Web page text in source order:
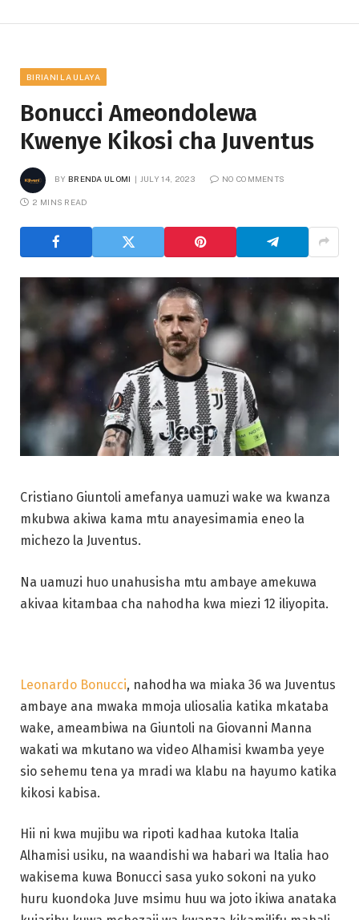
BIRIANI LA ULAYA
Bonucci Ameondolewa
Kwenye Kikosi cha Juventus
BY BRENDA ULOMI JULY 14, 2023 NO COMMENTS
2 MINS READ
Cristiano Giuntoli amefanya uamuzi wake wa kwanza
mkubwa akiwa kama mtu anayesimamia eneo la
michezo la Juventus.
Na uamuzi huo unahusisha mtu ambaye amekuwa
akivaa kitambaa cha nahodha kwa miezi 12 iliyopita.
Leonardo Bonucci, nahodha wa miaka 36 wa Juventus
ambaye ana mwaka mmoja uliosalia katika mkataba
wake, ameambiwa na Giuntoli na Giovanni Manna
wakati wa mkutano wa video Alhamisi kwamba yeye
sio sehemu tena ya mradi wa klabu na hayumo katika
kikosi kabisa.
Hii ni kwa mujibu wa ripoti kadhaa kutoka Italia
Alhamisi usiku, na waandishi wa habari wa Italia hao
wakisema kuwa Bonucci sasa yuko sokoni na yuko
huru kuondoka Juve msimu huu wa joto ikiwa anataka